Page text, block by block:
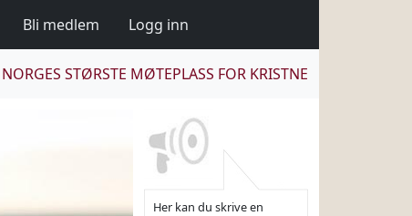
Bli medlem Logg inn
NORGES STØRSTE MØTEPLASS FOR KRISTNE
Her kan du skrive en